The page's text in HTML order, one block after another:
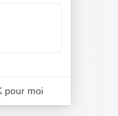
pour moi